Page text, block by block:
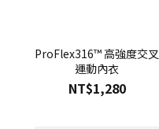
ProFlex316™ 高強度交叉
運動內衣
NT$1,280